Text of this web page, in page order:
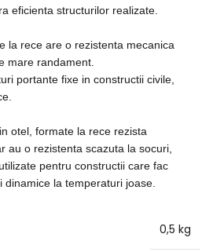
eficienta structurilor realizate.
la rece are o rezistenta mecanica
mare randament.
portante fixe in constructii civile,
otel, formate la rece rezista
au o rezistenta scazuta la socuri,
pentru constructii care fac
dinamice la temperaturi joase.
0,5 kg